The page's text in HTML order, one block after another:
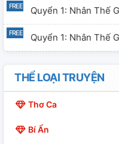
Quyển 1: Nhân Thế
Quyển 1: Nhân Thế
Quyển 2: Luyện
Quyển 2: Luyện
THỂ LOẠI TRUYỆN
Thơ Ca
Bí Ẩn